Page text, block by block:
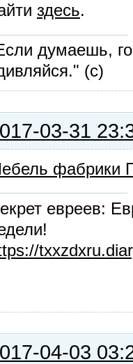
здесь.
думаешь,
(с)
03-31
фабрики
евреев:
04-03